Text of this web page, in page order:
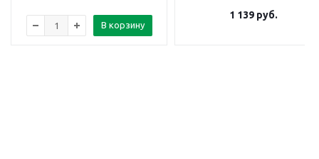
В корзину
1 139руб.